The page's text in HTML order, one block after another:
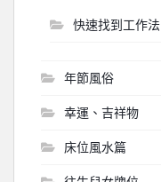
快速找到工作法
年節風俗
幸運、吉祥物
床位風水篇